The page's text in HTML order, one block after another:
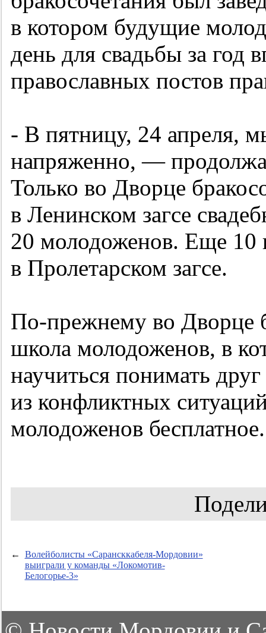
в котором будущие
день для свадьбы за год
православных постов
- В пятницу, 24 апреля,
напряженно, —
Только во Дворце
в Ленинском загсе
20 молодоженов. Еще 10
в Пролетарском загсе.
По-прежнему во Дворце
школа молодоженов, в
научиться понимать
из конфликтных
молодоженов бесплатное.
←
Волейболисты «Сарансккабеля-Мордовии»
выиграли у команды «Локомотив-
Белогорье-3»